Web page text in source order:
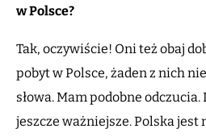
w Polsce?
Tak, oczywiście! Oni też obaj
pobyt w Polsce, żaden z nich
słowa. Mam podobne
jeszcze ważniejsze. Polska